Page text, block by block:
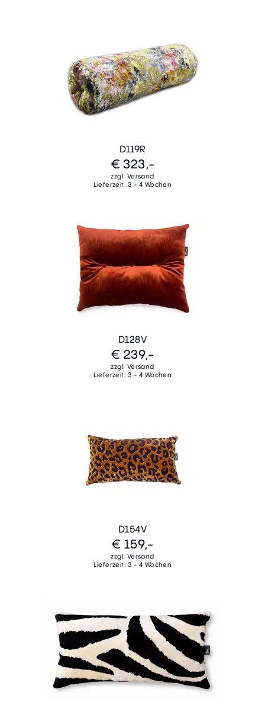
D119R
€ 323,-
zzgl. Versand
Lieferzeit: 3 - 4 Wochen
D128V
€ 239,-
zzgl. Versand
Lieferzeit: 3 - 4 Wochen
D154V
€ 159,-
zzgl. Versand
Lieferzeit: 3 - 4 Wochen